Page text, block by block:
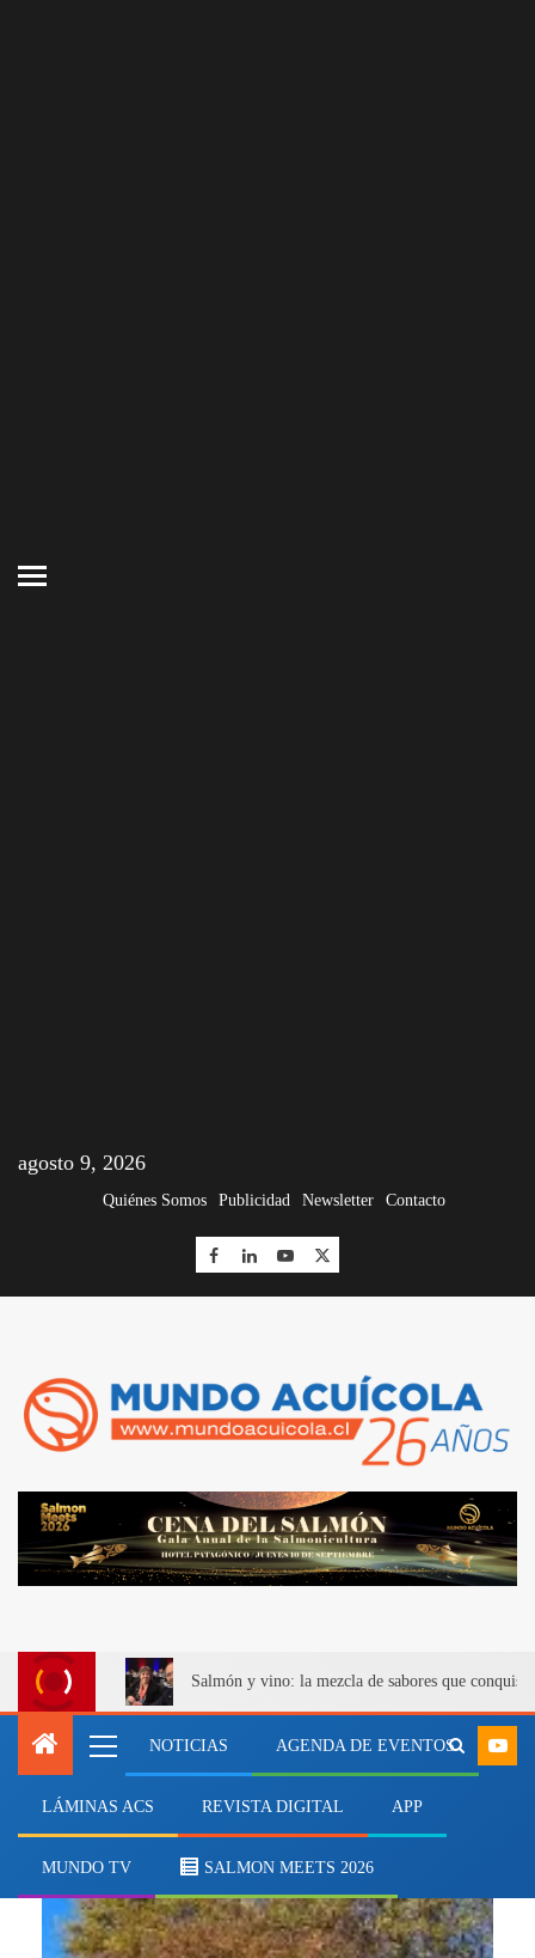
agosto 9, 2026
Quiénes Somos Publicidad Newsletter Contacto
Salmón y vino: la mezcla de sabores que
NOTICIAS AGENDA DE EVENTOS
LÁMINAS ACS REVISTA DIGITAL APP
MUNDO TV SALMON MEETS 2026
Eventos